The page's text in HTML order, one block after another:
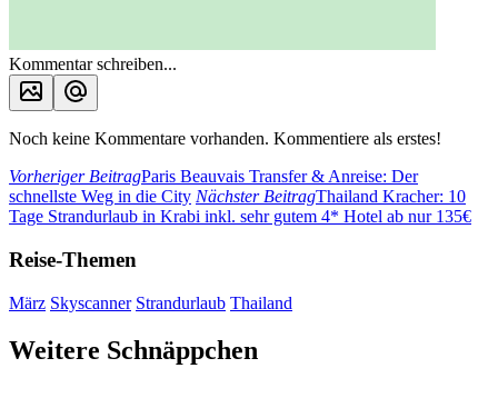
Kommentar schreiben...
Noch keine Kommentare vorhanden. Kommentiere als erstes!
Vorheriger BeitragParis Beauvais Transfer & Anreise: Der
schnellste Weg in die City Nächster BeitragThailand Kracher: 10
Tage Strandurlaub in Krabi inkl. sehr gutem 4* Hotel ab nur 135€
Reise-Themen
März Skyscanner Strandurlaub Thailand
Weitere Schnäppchen